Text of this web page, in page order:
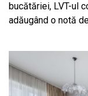
bucătăriei, LVT-ul
adăugând o notă